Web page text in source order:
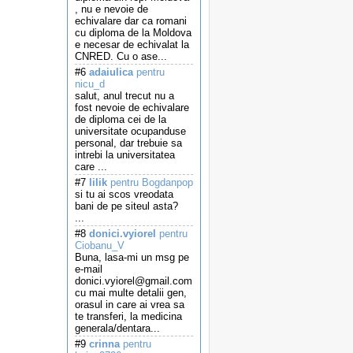
, nu e nevoie de
echivalare dar ca romani
cu diploma de la Moldova
e necesar de echivalat la
CNRED. Cu o ase...
#6 adaiulicapentru
nicu_d
salut, anul trecut nu a
fost nevoie de echivalare
de diploma cei de la
universitate ocupanduse
personal, dar trebuie sa
intrebi la universitatea
care ...
#7 lilik pentru Bogdanpop
si tu ai scos vreodata
bani de pe siteul asta?
...
#8 donici.vyiorel pentru
Ciobanu_V
Buna, lasa-mi un msg pe
e-mail
donici.vyiorel@gmail.com
cu mai multe detalii gen,
orasul in care ai vrea sa
te transferi, la medicina
generala/dentara...
#9 crinnapentru